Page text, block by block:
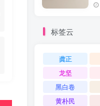
标签云
龚正
龙坚
黑白卷
黄朴民